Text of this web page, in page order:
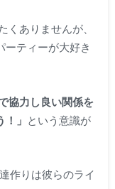
くありませんが、
ーティーが大好き
協力し良い関係を
」
という意識が
作りは彼らのライ